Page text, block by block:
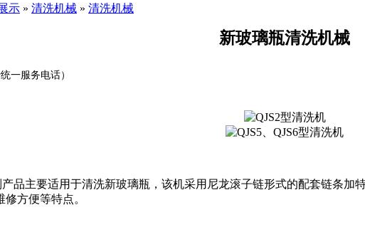
示 » 清洗机械 » 清洗机械
新玻璃瓶清洗机械
一服务电话）
产品主要适用于清洗新玻璃瓶，该机采用尼龙滚子链形式的配套链条
方便等特点。